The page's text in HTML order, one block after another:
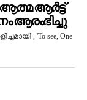
ആത്മ ആർട്ട്
ആരംഭിച്ചു
, 'To see, One